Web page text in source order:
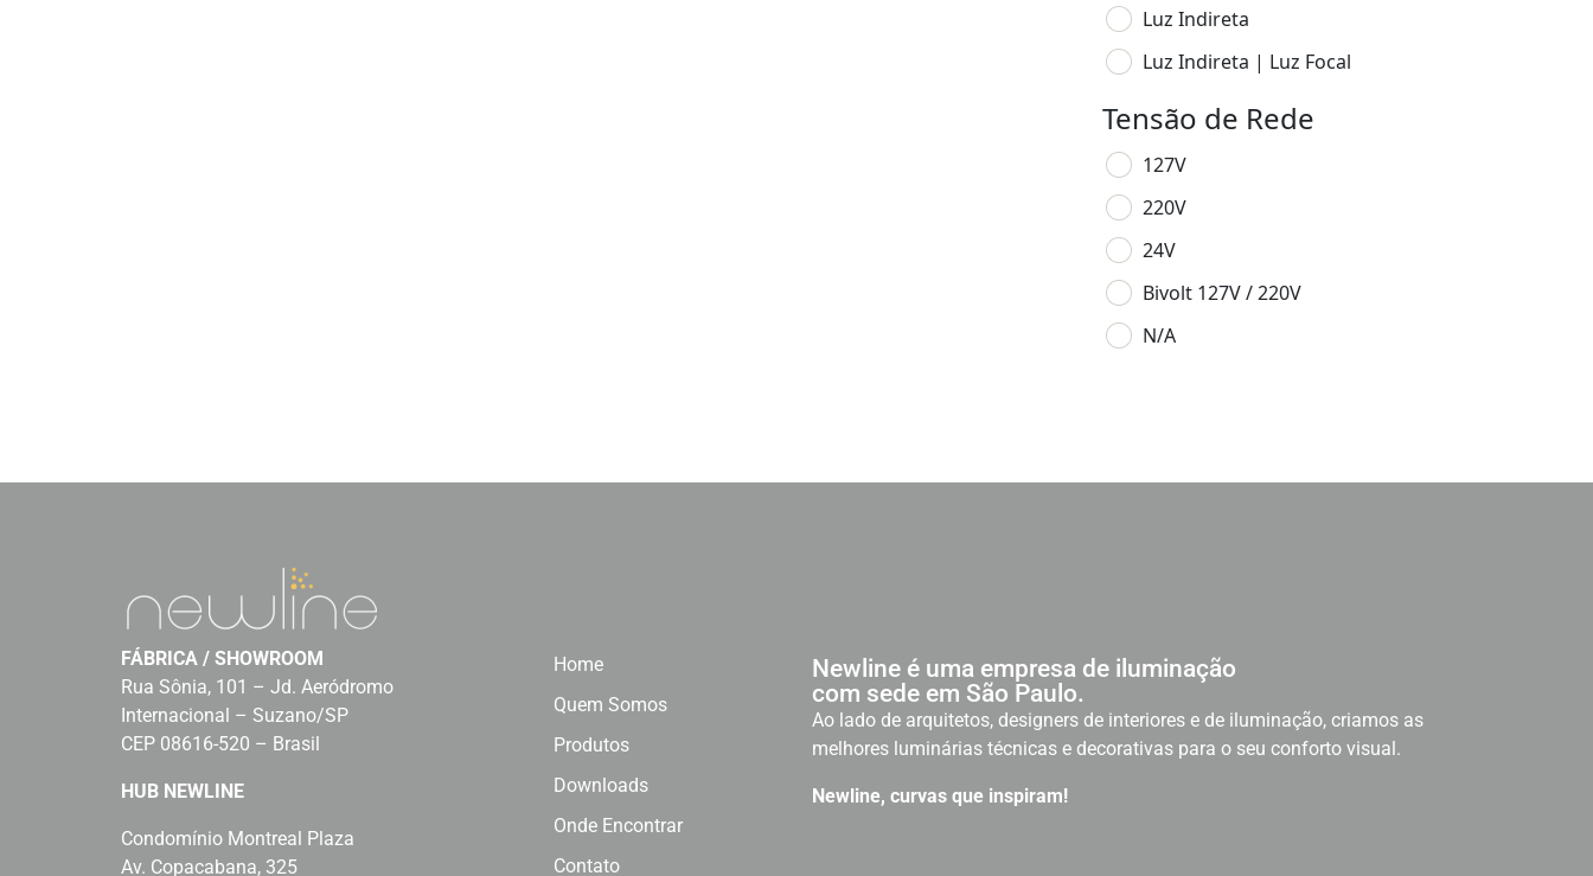
Luz Indireta
Luz Indireta | Luz Focal
Tensão de Rede
127V
220V
24V
Bivolt 127V / 220V
N/A
FÁBRICA / SHOWROOM
Rua Sônia, 101 – Jd. Aeródromo
Internacional – Suzano/SP
CEP 08616-520 – Brasil
HUB NEWLINE
Condomínio Montreal Plaza
Av. Copacabana, 325
Home
Quem Somos
Produtos
Downloads
Onde Encontrar
Contato
Newline é uma empresa de iluminação
com sede em São Paulo.
Ao lado de arquitetos, designers de interiores e de iluminação, criamos as
melhores luminárias técnicas e decorativas para o seu conforto visual.
Newline, curvas que inspiram!